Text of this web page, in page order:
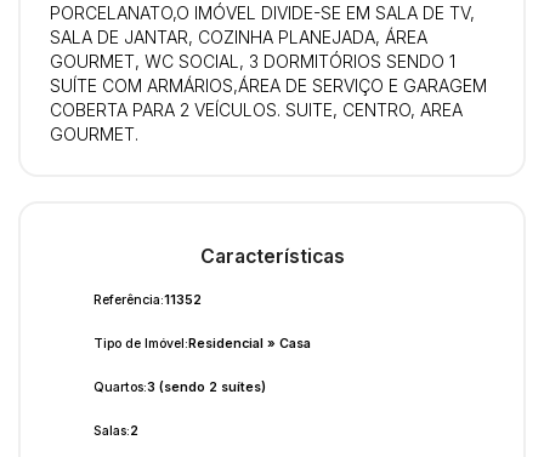
PORCELANATO,O IMÓVEL DIVIDE-SE EM SALA DE TV,
SALA DE JANTAR, COZINHA PLANEJADA, ÁREA
GOURMET, WC SOCIAL, 3 DORMITÓRIOS SENDO 1
SUÍTE COM ARMÁRIOS,ÁREA DE SERVIÇO E GARAGEM
COBERTA PARA 2 VEÍCULOS. SUITE, CENTRO, AREA
GOURMET.
Características
Referência:11352
Tipo de Imóvel:Residencial » Casa
Quartos:3 (sendo 2 suítes)
Salas:2